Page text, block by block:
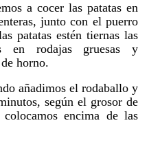
a cocer las patatas en
junto con el puerro
patatas estén tiernas las
en rodajas gruesas y
horno.
añadimos el rodaballo y
según el grosor de
encima de las